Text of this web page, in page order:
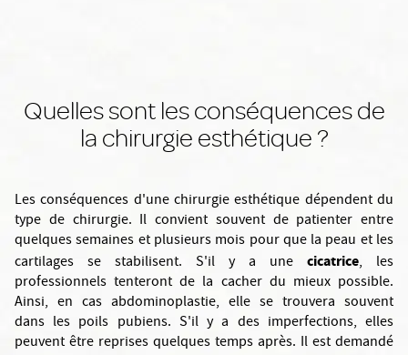
Quelles sont les conséquences de
la chirurgie esthétique ?
Les conséquences d'une chirurgie esthétique dépendent du
type de chirurgie. Il convient souvent de patienter entre
quelques semaines et plusieurs mois pour que la peau et les
cartilages se stabilisent. S'il y a une cicatrice, les
professionnels tenteront de la cacher du mieux possible.
Ainsi, en cas abdominoplastie, elle se trouvera souvent
dans les poils pubiens. S'il y a des imperfections, elles
peuvent être reprises quelques temps après. Il est demandé